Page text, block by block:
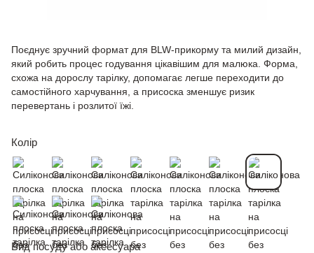
Поєднує зручний формат для BLW-прикорму та милий дизайн,
який робить процес годування цікавішим для малюка. Форма,
схожа на дорослу тарілку, допомагає легше переходити до
самостійного харчування, а присоска зменшує ризик
перевертань і розлитої їжі.
Колір
Вид посуду або аксесуара